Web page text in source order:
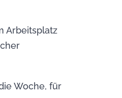
Arbeitsplatz
Woche, für